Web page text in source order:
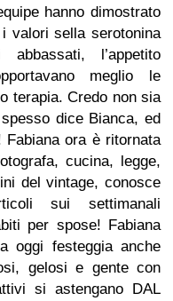
hanno dimostrato
valori sella serotonina
l’appetito
meglio le
terapia. Credo non sia
dice Bianca, ed
Fabiana ora è ritornata
cucina, legge,
del vintage, conosce
sui settimanali
per spose! Fabiana
oggi festeggia anche
gelosi e gente con
si astengano DAL